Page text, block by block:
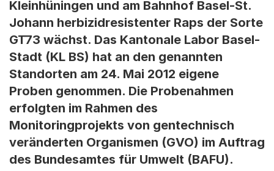
Kleinhüningen und am Bahnhof Basel-St.
Johann herbizidresistenter Raps der Sorte
GT73 wächst. Das Kantonale Labor Basel-
Stadt (KL BS) hat an den genannten
Standorten am 24. Mai 2012 eigene
Proben genommen. Die Probenahmen
erfolgten im Rahmen des
Monitoringprojekts von gentechnisch
veränderten Organismen (GVO) im Auftrag
des Bundesamtes für Umwelt (BAFU).